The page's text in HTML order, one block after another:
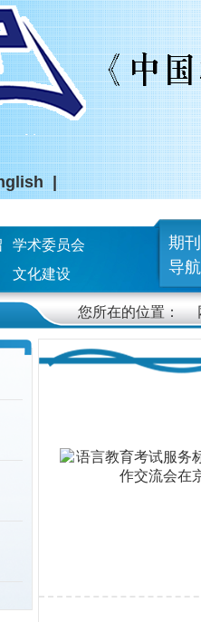
学术委员会
文化建设
期刊
导航
您所在的位置：